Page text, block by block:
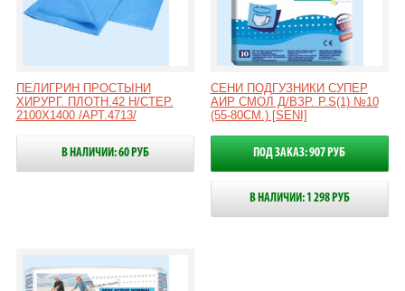
ПЕЛИГРИН ПРОСТЫНИ
ХИРУРГ. ПЛОТН.42 Н/СТЕР.
2100Х1400 /АРТ.4713/
В НАЛИЧИИ: 60 РУБ
СЕНИ ПОДГУЗНИКИ СУПЕР
АИР СМОЛ Д/ВЗР. Р.S(1) №10
(55-80СМ.) [SENI]
ПОД ЗАКАЗ: 907 РУБ
В НАЛИЧИИ: 1 298 РУБ